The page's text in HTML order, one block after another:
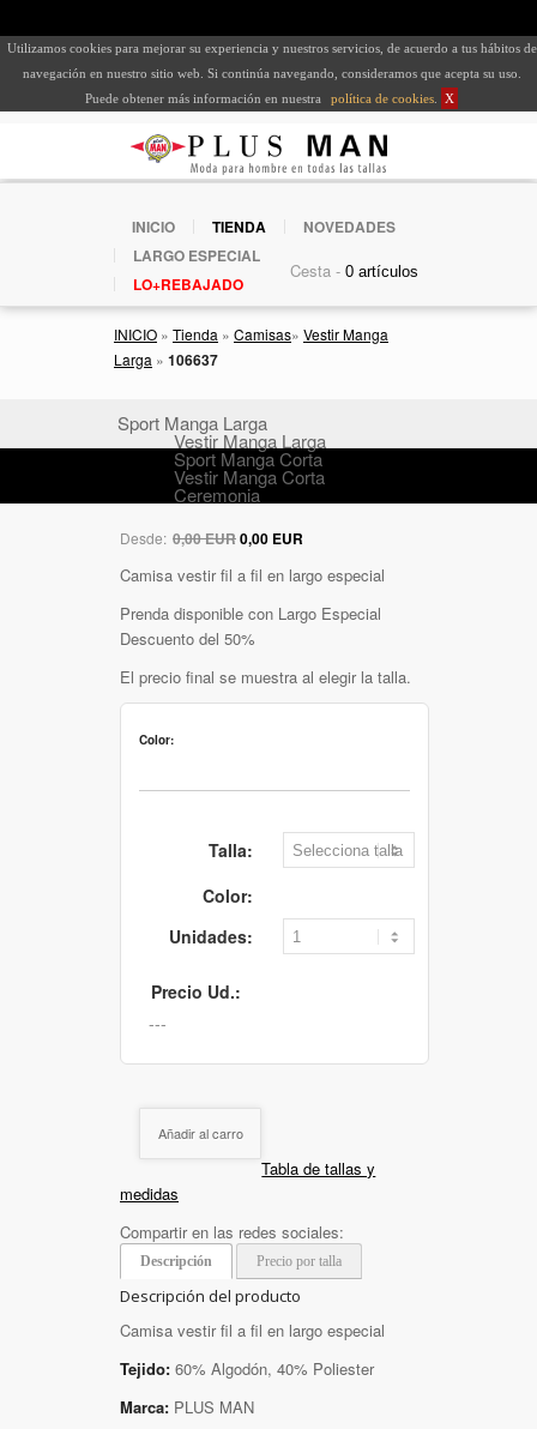
Utilizamos cookies para mejorar su experiencia y nuestros servicios, de acuerdo a tus hábitos de
navegación en nuestro sitio web. Si continúa navegando, consideramos que acepta su uso.
Puede obtener más información en nuestra
política de cookies X
INICIO TIENDA
NOVEDADES
LARGO ESPECIAL
LO+REBAJADO
Cesta -
INICIO » Tienda » Camisas» Vestir Manga
Larga » 106637
Sport Manga Larga
Vestir Manga Larga
Sport Manga Corta
Vestir Manga Corta
Ceremonia
Desde: 0,00 EUR0,00 EUR
Camisa vestir fil a fil en largo especial
Prenda disponible con Largo Especial
Descuento del 50%
El precio final se muestra al elegir la talla.
Color:
Talla:
Color:
Unidades:
Precio Ud.:
Añadir al carro
Tabla de tallas y
medidas
Compartir en las redes sociales:
Descripción Precio por talla
Descripción del producto
Camisa vestir fil a fil en largo especial
Tejido: 60% Algodón, 40% Poliester
Marca: PLUS MAN